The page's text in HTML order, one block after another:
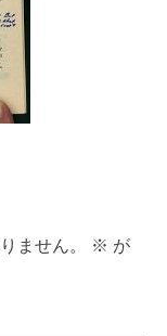
ません。 ※ が